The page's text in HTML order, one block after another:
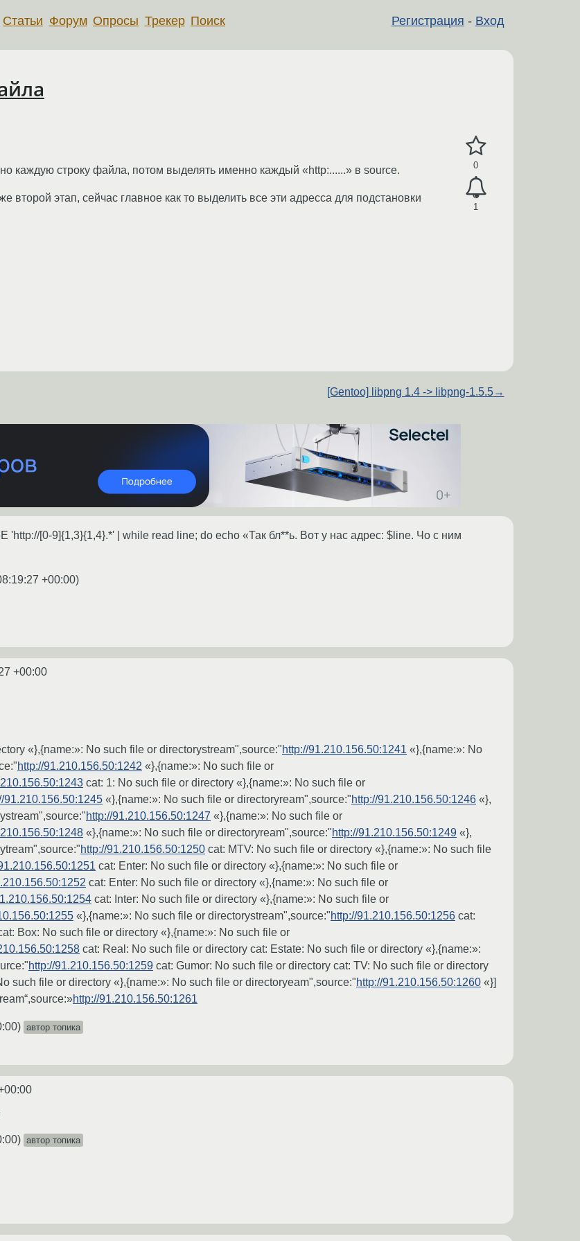
Регистрация - Вход
Статьи Форум Опросы Трекер Поиск
0
1
каждую строку файла, потом выделять именно каждый «http:......» в source.
второй этап, сейчас главное как то выделить все эти адресса для подстановки
[Gentoo] libpng 1.4 -> libpng-1.5.5→
'http://[0-9]{1,3}{1,4}.*' | while read line; do echo «Так бл**ь. Вот у нас адрес: $line. Чо с ним
+00:00)
+00:00
«},{name:»: No such file or directorystream",source:"http://91.210.156.50:1241 «},{name:»: No
http://91.210.156.50:1242 «},{name:»: No such file or
cat: 1: No such file or directory «},{name:»: No such file or
91.210.156.50:1245 «},{name:»: No such file or directoryream",source:"http://91.210.156.50:1246 «},
http://91.210.156.50:1247 «},{name:»: No such file or
«},{name:»: No such file or directoryream",source:"http://91.210.156.50:1249 «},
http://91.210.156.50:1250 cat: MTV: No such file or directory «},{name:»: No such file
cat: Enter: No such file or directory «},{name:»: No such file or
cat: Enter: No such file or directory «},{name:»: No such file or
cat: Inter: No such file or directory «},{name:»: No such file or
«},{name:»: No such file or directorystream",source:"http://91.210.156.50:1256 cat:
Box: No such file or directory «},{name:»: No such file or
cat: Real: No such file or directory cat: Estate: No such file or directory «},{name:»:
http://91.210.156.50:1259 cat: Gumor: No such file or directory cat: TV: No such file or directory
such file or directory «},{name:»: No such file or directoryeam",source:"http://91.210.156.50:1260 «}]
http://91.210.156.50:1261
) автор топика
) автор топика